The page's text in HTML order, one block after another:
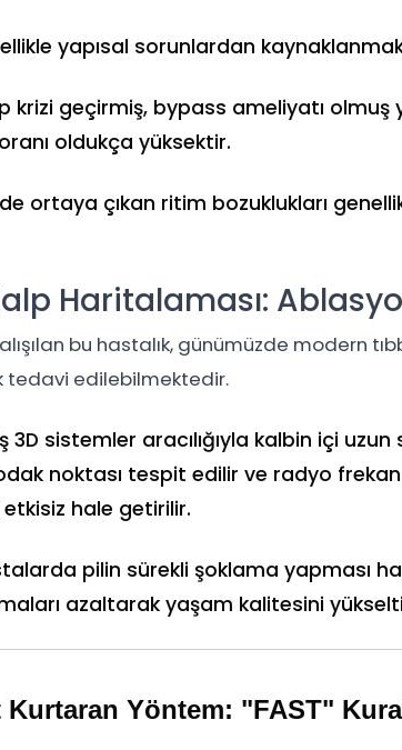
yapısal sorunlardan
krizi geçirmiş, bypass ameliyatı olmuş
oldukça yüksektir.
ortaya çıkan ritim bozuklukları
Haritalaması:
bu hastalık, günümüzde modern
tedavi edilebilmektedir.
3D sistemler aracılığıyla kalbin içi uzun
noktası tespit edilir ve radyo
etkisiz hale getirilir.
pilin sürekli şoklama yapması
azaltarak yaşam kalitesini
Yöntem: "FAST"